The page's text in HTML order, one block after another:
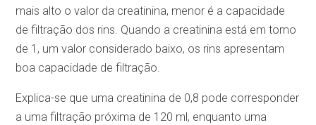
mais alto o valor da creatinina, menor é a capacidade
de filtração dos rins. Quando a creatinina está em torno
de 1, um valor considerado baixo, os rins apresentam
boa capacidade de filtração.
Explica-se que uma creatinina de 0,8 pode corresponder
a uma filtração próxima de 120 ml, enquanto uma